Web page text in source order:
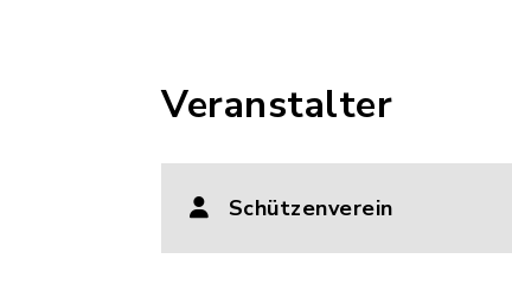
Veranstalter
Schützenverein